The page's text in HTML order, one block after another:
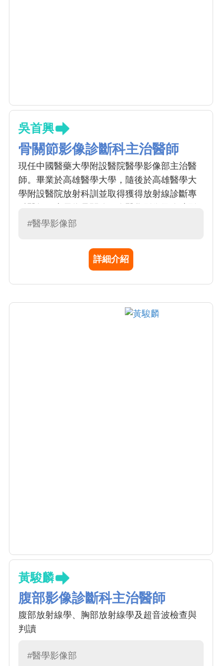
吳首興
骨關節影像診斷科主治醫師
現任中國醫藥大學附設醫院醫學影像部主治醫
師。畢業於高雄醫學大學，隨後於高雄醫學大
學附設醫院放射科訓並取得獲得放射線診斷專
像學檢查與判讀
#醫學影像部
詳細介紹
黃駿麟
腹部影像診斷科主治醫師
腹部放射線學、胸部放射線學及超音波檢查與
判讀
#醫學影像部